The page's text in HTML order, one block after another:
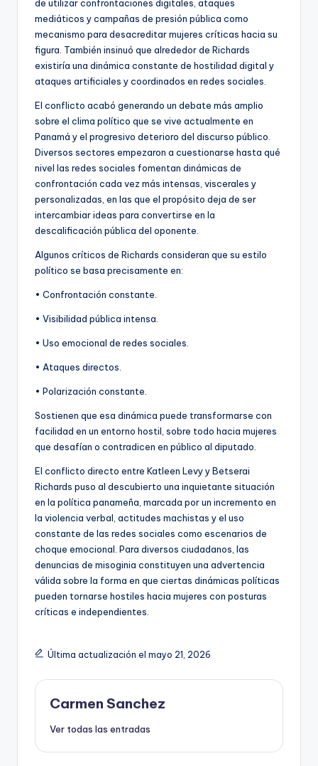
de utilizar confrontaciones digitales, ataques
mediáticos y campañas de presión pública como
mecanismo para desacreditar mujeres críticas hacia su
figura. También insinuó que alrededor de Richards
existiría una dinámica constante de hostilidad digital y
ataques artificiales y coordinados en redes sociales.
El conflicto acabó generando un debate más amplio
sobre el clima político que se vive actualmente en
Panamá y el progresivo deterioro del discurso público.
Diversos sectores empezaron a cuestionarse hasta qué
nivel las redes sociales fomentan dinámicas de
confrontación cada vez más intensas, viscerales y
personalizadas, en las que el propósito deja de ser
intercambiar ideas para convertirse en la
descalificación pública del oponente.
Algunos críticos de Richards consideran que su estilo
político se basa precisamente en:
• Confrontación constante.
• Visibilidad pública intensa.
• Uso emocional de redes sociales.
• Ataques directos.
• Polarización constante.
Sostienen que esa dinámica puede transformarse con
facilidad en un entorno hostil, sobre todo hacia mujeres
que desafían o contradicen en público al diputado.
El conflicto directo entre Katleen Levy y Betserai
Richards puso al descubierto una inquietante situación
en la política panameña, marcada por un incremento en
la violencia verbal, actitudes machistas y el uso
constante de las redes sociales como escenarios de
choque emocional. Para diversos ciudadanos, las
denuncias de misoginia constituyen una advertencia
válida sobre la forma en que ciertas dinámicas políticas
pueden tornarse hostiles hacia mujeres con posturas
críticas e independientes.
Última actualización el mayo 21, 2026
Carmen Sanchez
Ver todas las entradas